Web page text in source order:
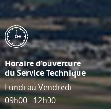
Horaire d'ouverture
du Service Technique
Lundi au Vendredi
09h00 - 12h00